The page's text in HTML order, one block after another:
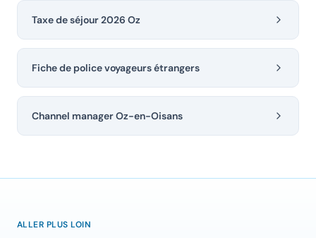
Taxe de séjour 2026 Oz
Fiche de police voyageurs étrangers
Channel manager Oz-en-Oisans
ALLER PLUS LOIN